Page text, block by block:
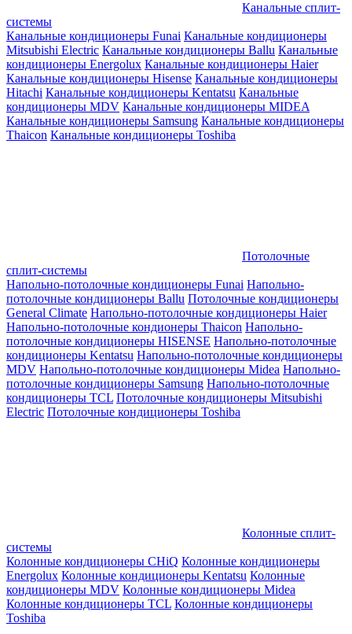
Канальные сплит-
системы
Канальные кондиционеры Funai Канальные кондиционеры
Mitsubishi Electric Канальные кондиционеры Ballu Канальные
кондиционеры Energolux Канальные кондиционеры Haier
Канальные кондиционеры Hisense Канальные кондиционеры
Hitachi Канальные кондиционеры Kentatsu Канальные
кондиционеры MDV Канальные кондиционеры MIDEA
Канальные кондиционеры Samsung Канальные кондиционеры
Thaicon Канальные кондиционеры Toshiba
Потолочные
сплит-системы
Напольно-потолочные кондиционеры Funai Напольно-
потолочные кондиционеры Ballu Потолочные кондиционеры
General Climate Напольно-потолочные кондиционеры Haier
Напольно-потолочные кондионеры Thaicon Напольно-
потолочные кондиционеры HISENSE Напольно-потолочные
кондиционеры Kentatsu Напольно-потолочные кондиционеры
MDV Напольно-потолочные кондиционеры Midea Напольно-
потолочные кондиционеры Samsung Напольно-потолочные
кондиционеры TCL Потолочные кондиционеры Mitsubishi
Electric Потолочные кондиционеры Toshiba
Колонные сплит-
системы
Колонные кондиционеры CHiQ Колонные кондиционеры
Energolux Колонные кондиционеры Kentatsu Колонные
кондиционеры MDV Колонные кондиционеры Midea
Колонные кондиционеры TCL Колонные кондиционеры
Toshiba